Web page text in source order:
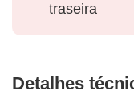
traseira
Detalhes